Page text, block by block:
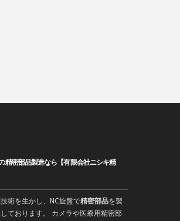
精密部品製造なら【有限会社ニシキ精
技術を生かし、 NC旋盤で精密部品を製
しております。 カメラや医療用精密部